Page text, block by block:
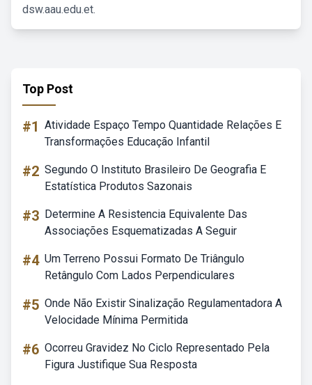
dsw.aau.edu.et.
Top Post
#1 Atividade Espaço Tempo Quantidade Relações E
Transformações Educação Infantil
#2 Segundo O Instituto Brasileiro De Geografia E
Estatística Produtos Sazonais
#3 Determine A Resistencia Equivalente Das
Associações Esquematizadas A Seguir
#4 Um Terreno Possui Formato De Triângulo
Retângulo Com Lados Perpendiculares
#5 Onde Não Existir Sinalização Regulamentadora A
Velocidade Mínima Permitida
#6 Ocorreu Gravidez No Ciclo Representado Pela
Figura Justifique Sua Resposta